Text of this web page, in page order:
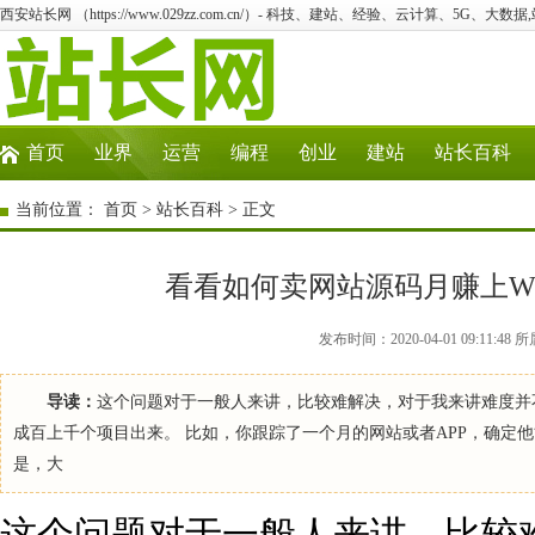
西安站长网 （https://www.029zz.com.cn/）- 科技、建站、经验、云计算、5G、大数据
首页 业界 运营 编程 创业 建站 站长百科
当前位置： 首页 > 站长百科 > 正文
看看如何卖网站源码月赚上
发布时间：2020-04-01 09:11:48
导读： 这个问题对于一般人来讲，比较难解决，对于我来讲难度
成百上千个项目出来。 比如，你跟踪了一个月的网站或者APP，确定
是，大